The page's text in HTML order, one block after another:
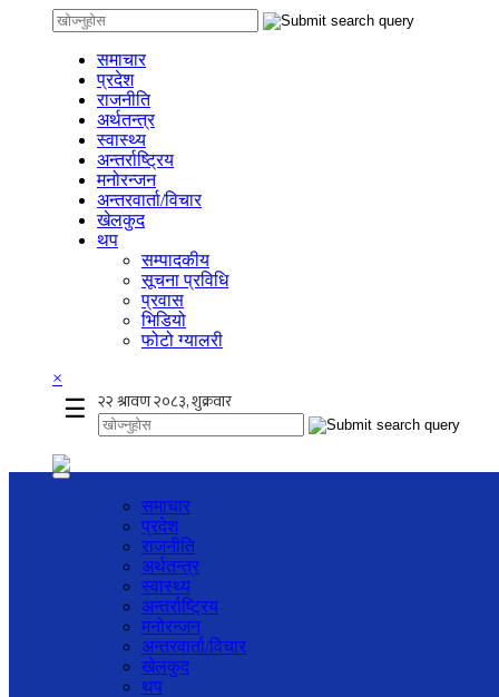
समाचार
प्रदेश
राजनीति
अर्थतन्त्र
स्वास्थ्य
अन्तर्राष्ट्रिय
मनोरन्जन
अन्तरवार्ता/विचार
खेलकुद
थप
सम्पादकीय
सूचना प्रविधि
प्रवास
भिडियो
फोटो ग्यालरी
×
☰
समाचार
प्रदेश
राजनीति
अर्थतन्त्र
स्वास्थ्य
अन्तर्राष्ट्रिय
मनोरन्जन
अन्तरवार्ता/विचार
खेलकुद
थप